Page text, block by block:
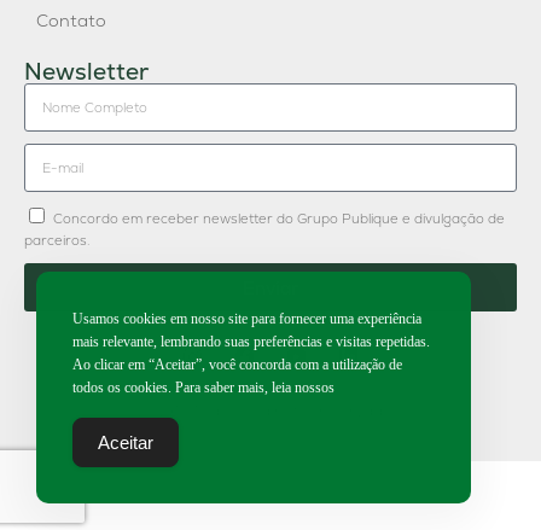
Contato
Newsletter
Concordo em receber newsletter do Grupo Publique e divulgação de
parceiros.
Usamos cookies em nosso site para fornecer uma experiência
mais relevante, lembrando suas preferências e visitas repetidas.
Ao clicar em “Aceitar”, você concorda com a utilização de
todos os cookies. Para saber mais, leia nossos
Aceitar